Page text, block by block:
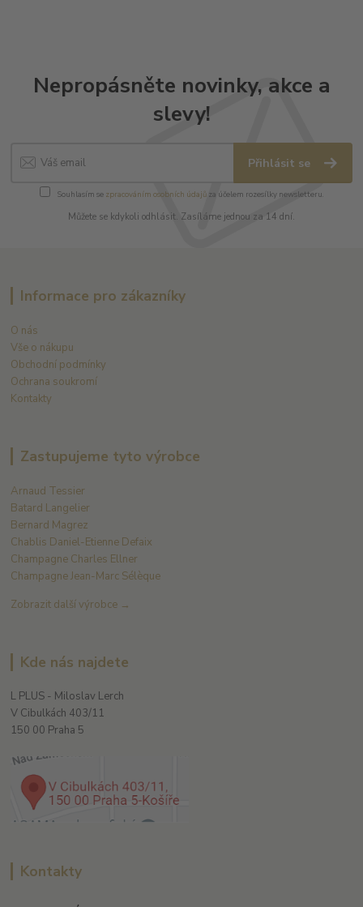
Nepropásněte novinky, akce a
slevy!
Přihlásit se
Souhlasím se zpracováním osobních údajůza účelem rozesílky newsletteru.
Můžete se kdykoli odhlásit. Zasíláme jednou za 14 dní.
Informace pro zákazníky
O nás
Vše o nákupu
Obchodní podmínky
Ochrana soukromí
Kontakty
Zastupujeme tyto výrobce
Arnaud Tessier
Batard Langelier
Bernard Magrez
Chablis Daniel-Etienne Defaix
Champagne Charles Ellner
Champagne Jean-Marc Sélèque
Zobrazit další výrobce →
Kde nás najdete
L PLUS - Miloslav Lerch
V Cibulkách 403/11
150 00 Praha 5
Kontakty